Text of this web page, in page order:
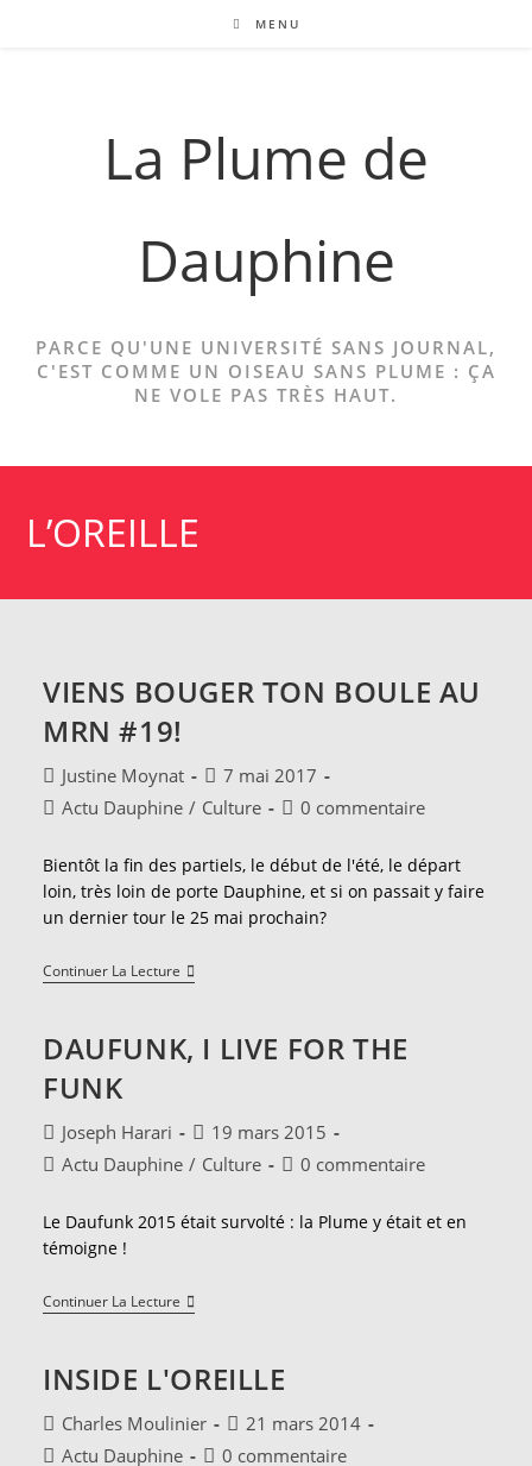
MENU
La Plume de
Dauphine
PARCE QU'UNE UNIVERSITÉ SANS JOURNAL,
C'EST COMME UN OISEAU SANS PLUME : ÇA
NE VOLE PAS TRÈS HAUT.
L’OREILLE
VIENS BOUGER TON BOULE AU
MRN #19!
Auteur/autrice
de
Justine Moynat
Publication
publiée :
7 mai 2017
PostActu Dauphine / Culture
Commentaires
la
publication :
0 commentaire
Bientôt la fin des partiels, le début de l'été, le départ
loin, très loin de porte Dauphine, et si on passait y faire
un dernier tour le 25 mai prochain?
Continuer La LectureViens
Bouger
Au
MRN
DAUFUNK, I LIVE FOR THE
FUNK
Auteur/autrice
de
Joseph Harari
Publication
publiée :
19 mars 2015
PostActu Dauphine / Culture
Commentaires
la
publication :
0 commentaire
Le Daufunk 2015 était survolté : la Plume y était et en
témoigne !
Continuer La LectureDaufunk,
I
The
Funk
INSIDE L'OREILLE
Auteur/autrice
de
Charles Moulinier
Publication
publiée :
21 mars 2014
PostActu Dauphine
Commentaires
0 commentaire